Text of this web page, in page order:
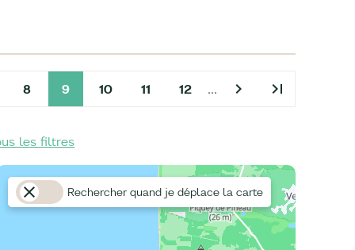
8 9 10 11 12 … chevron_right last_page
les filtres
Rechercher quand je déplace la carte